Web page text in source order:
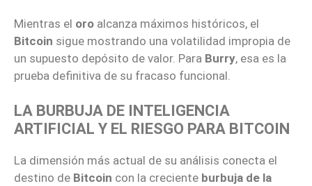
Mientras el oro alcanza máximos históricos, el
Bitcoin sigue mostrando una volatilidad impropia de
un supuesto depósito de valor. Para Burry, esa es la
prueba definitiva de su fracaso funcional.
LA BURBUJA DE INTELIGENCIA
ARTIFICIAL Y EL RIESGO PARA BITCOIN
La dimensión más actual de su análisis conecta el
destino de Bitcoin con la creciente burbuja de la